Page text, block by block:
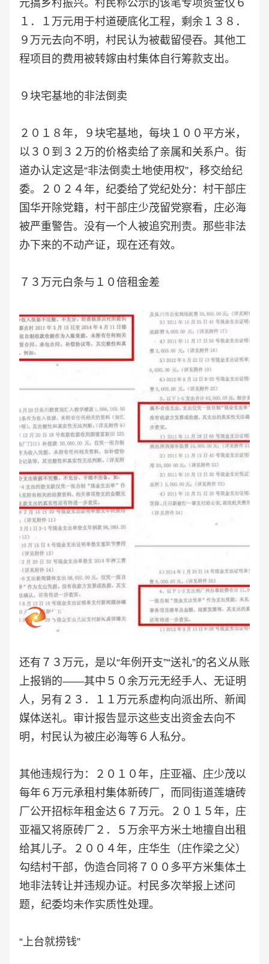
元搞乡村振兴。村民称公示的该笔专项资金仅６
１．１万元用于村道硬底化工程，剩余１３８．
９万元去向不明，村民认为被截留侵吞。其他工
程项目的费用被转嫁由村集体自行筹款支出。
９块宅基地的非法倒卖
２０１８年，９块宅基地，每块１００平方米，
以３０到３２万的价格卖给了亲属和关系户。街
道办认定这是“非法倒卖土地使用权”，移交给纪
委。２０２４年，纪委给了党纪处分：村干部庄
国华开除党籍，村干部庄少茂留党察看，庄必海
被严重警告。没有一个人被追究刑责。那些非法
办下来的不动产证，现在还有效。
７３万元白条与１０倍租金差
还有７３万元，是以“年例开支”“送礼”的名义从账
上报销的——其中５０余万元无经手人、无证明
人，另有２３．１１万元系虚构向派出所、新闻
媒体送礼。审计报告显示这些支出资金去向不
明，村民认为被庄必海等６人私分。
其他违规行为：２０１０年，庄亚福、庄少茂以
每年６万元承租村集体新砖厂，而同街道莲塘砖
厂公开招标年租金达６７万元。２０１５年，庄
亚福又将原砖厂２．５万余平方米土地擅自出租
给其儿子。２００４年，庄华生（庄作梁之父）
勾结村干部，伪造合同将７００多平方米集体土
地非法转让并违规办证。村民多次举报上述问
题，纪委均未作实质性处理。
“上台就捞钱”